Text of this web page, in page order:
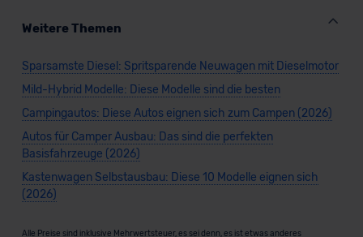
Weitere Themen
Sparsamste Diesel: Spritsparende Neuwagen mit Dieselmotor
Mild-Hybrid Modelle: Diese Modelle sind die besten
Campingautos: Diese Autos eignen sich zum Campen (2026)
Autos für Camper Ausbau: Das sind die perfekten
Basisfahrzeuge (2026)
Kastenwagen Selbstausbau: Diese 10 Modelle eignen sich
(2026)
Alle Preise sind inklusive Mehrwertsteuer, es sei denn, es ist etwas anderes